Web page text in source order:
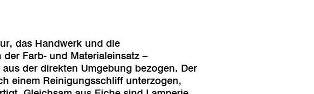
das Handwerk und die
Farb- und Materialeinsatz –
der direkten Umgebung bezogen. Der
einem Reinigungsschliff unterzogen,